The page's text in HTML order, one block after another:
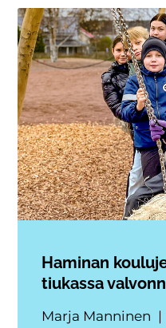
Haminan
tiukassa
Marja Manninen